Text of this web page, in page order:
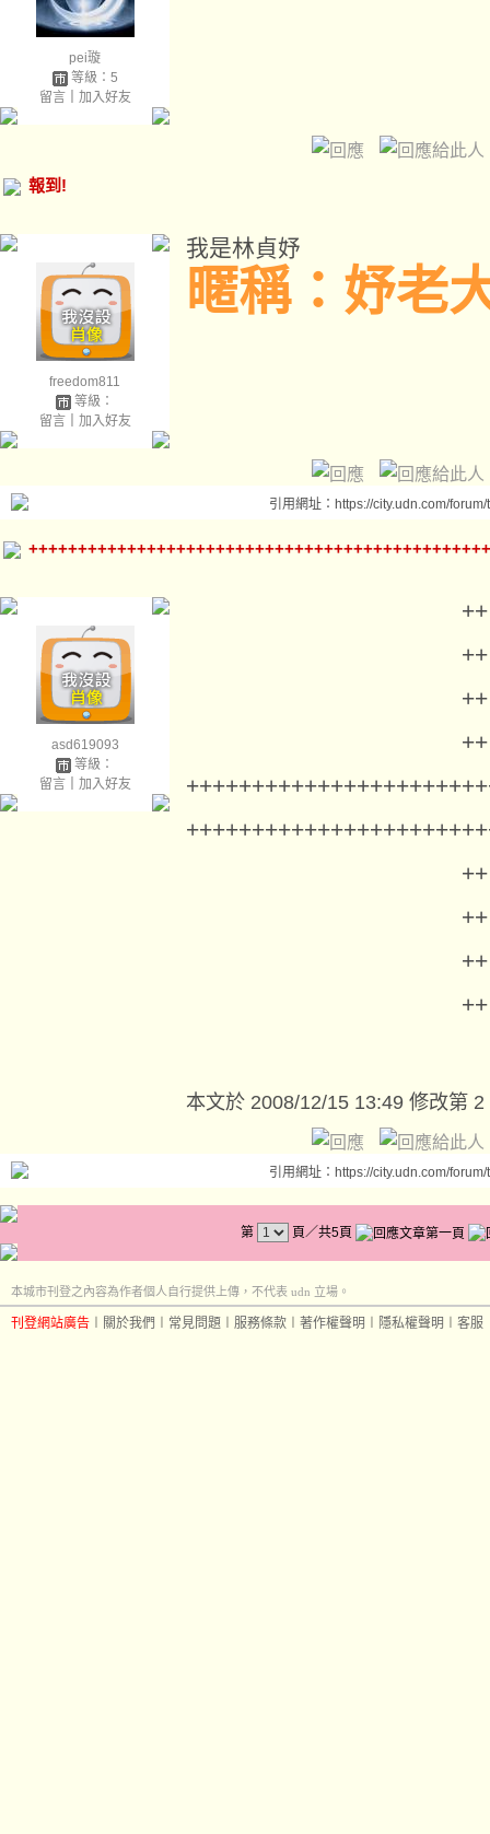
pei璇
等級：5
留言｜ 加入好友
報到!
freedom811
等級：
留言｜ 加入好友
我是林貞妤
暱稱：妤老
引用網址：https://city.udn.com/
asd619093
等級：
留言｜ 加入好友
++
++
++
++
++
++
++
++
本文於 2008/12/15 13:49 修改第 2
引用網址：https://city.udn.com/
第 頁／共5頁
本城市刊登之內容為作者個人自行提供上傳，不代表 udn 立場。
刊登網站廣告 關於我們 常見問題 服務條款 著作權聲明 隱私權聲明 客服